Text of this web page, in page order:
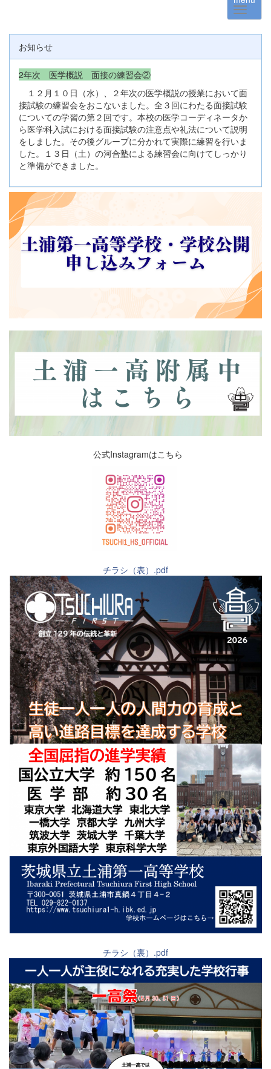
お知らせ
2年次 医学概説 面接の練習会②
１２月１０日（水）、２年次の医学概説の授業において面
接試験の練習会をおこないました。全３回にわたる面接試験
についての学習の第２回です。本校の医学コーディネータか
ら医学科入試における面接試験の注意点や礼法について説明
をしました。その後グループに分かれて実際に練習を行いま
した。１３日（土）の河合塾による練習会に向けてしっかり
と準備ができました。
公式Instagramはこちら
チラシ（表）.pdf
チラシ（裏）.pdf